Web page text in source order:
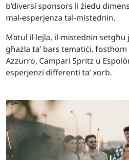
b’diversi sponsors li żiedu
mal-esperjenza tal-mistednin.
Matul il-lejla, il-mistednin setgħu
għażla ta’ bars tematiċi,
Azzurro, Campari Spritz u
esperjenzi differenti ta’ xorb.